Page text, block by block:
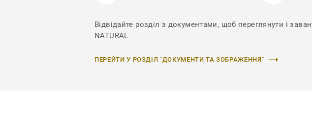
Відвідайте розділ з документами, щоб переглянути і
NATURAL
ПЕРЕЙТИ У РОЗДІЛ "ДОКУМЕНТИ ТА ЗОБРАЖЕННЯ"